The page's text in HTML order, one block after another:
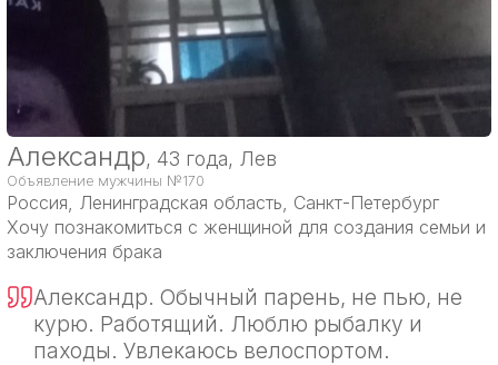
Александр, 43 года, Лев
Объявление мужчины №170
Россия, Ленинградская область, Санкт-Петербург
Хочу познакомиться с женщиной для создания семьи и
заключения брака
Александр. Обычный парень, не пью, не
курю. Работящий. Люблю рыбалку и
паходы. Увлекаюсь велоспортом.